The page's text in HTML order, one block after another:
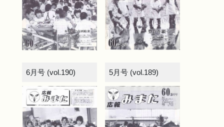
6月号 (vol.190) 5月号 (vol.189)